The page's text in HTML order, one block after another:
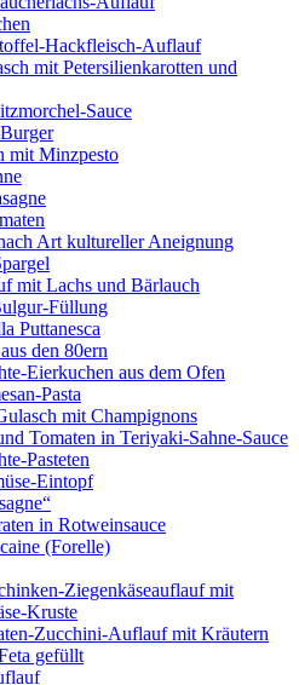
Hackfleisch-Auflauf
mit Petersilienkarotten und
Sauce
mit Minzpesto
Art kultureller Aneignung
mit Lachs und Bärlauch
Füllung
Puttanesca
den 80ern
Eierkuchen aus dem Ofen
Pasta
mit Champignons
Tomaten in Teriyaki-Sahne-Sauce
Pasteten
Eintopf
in Rotweinsauce
(Forelle)
Ziegenkäseauflauf mit
Kruste
Zucchini-Auflauf mit Kräutern
gefüllt